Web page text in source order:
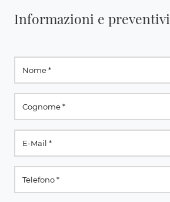
Informazioni e preventivi